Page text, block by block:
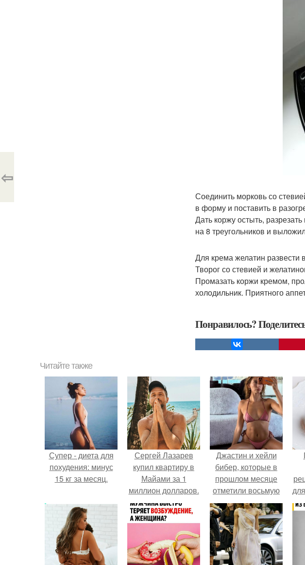
Соединить морковь со
в форму и поставить в
Дать коржу остыть,
на 8 треугольников и
Для крема желатин развести
Творог со стевией и
Промазать коржи кремом,
холодильник. Приятного
Понравилось?
⇦
Читайте также
Супер - диета для
похудения: минус
15 кг за месяц.
Сергей Лазарев
купил квартиру в
Майами за 1
миллион долларов.
Джастин и хейли
бибер, которые в
прошлом месяце
отметили восьмую
годовщину
помолвки, показали
новые фото с
совместного
отдыха.